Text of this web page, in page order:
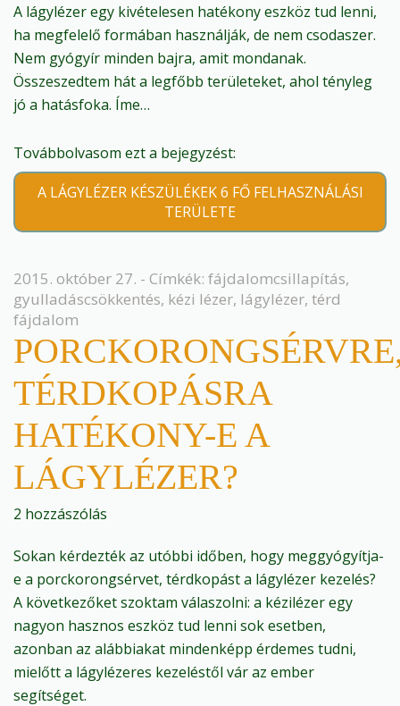
A lágylézer egy kivételesen hatékony eszköz tud lenni,
ha megfelelő formában használják, de nem csodaszer.
Nem gyógyír minden bajra, amit mondanak.
Összeszedtem hát a legfőbb területeket, ahol tényleg
jó a hatásfoka. Íme…
Továbbolvasom ezt a bejegyzést:
A LÁGYLÉZER KÉSZÜLÉKEK 6 FŐ FELHASZNÁLÁSI
TERÜLETE
2015. október 27. - Címkék: fájdalomcsillapítás,
gyulladáscsökkentés, kézi lézer, lágylézer, térd
fájdalom
TÉRDKOPÁSRA
HATÉKONY-E A
LÁGYLÉZER?
2 hozzászólás
Sokan kérdezték az utóbbi időben, hogy meggyógyítja-
e a porckorongsérvet, térdkopást a lágylézer kezelés?
A következőket szoktam válaszolni: a kézilézer egy
nagyon hasznos eszköz tud lenni sok esetben,
azonban az alábbiakat mindenképp érdemes tudni,
mielőtt a lágylézeres kezeléstől vár az ember
segítséget.